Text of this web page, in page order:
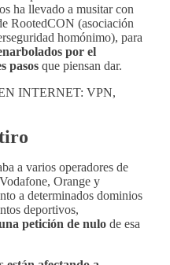
ha llevado a musitar con
RootedCON (asociación
homónimo), para
por el
pasos que piensan dar.
INTERNET: VPN,
a varios operadores de
Orange y
a determinados dominios
deportivos,
petición de nulo de esa